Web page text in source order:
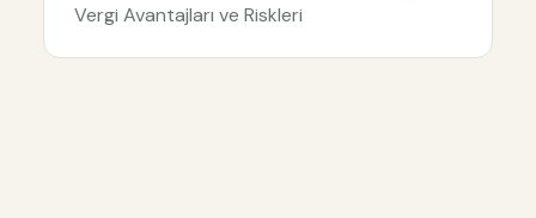
Vergi Avantajları ve Riskleri